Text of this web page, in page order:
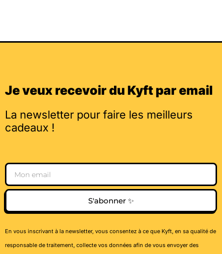
Je veux recevoir du Kyft par email
La newsletter pour faire les meilleurs
cadeaux !
Email
S'abonner ✨
En vous inscrivant à la newsletter, vous consentez à ce que Kyft, en sa qualité de
responsable de traitement, collecte vos données afin de vous envoyer des